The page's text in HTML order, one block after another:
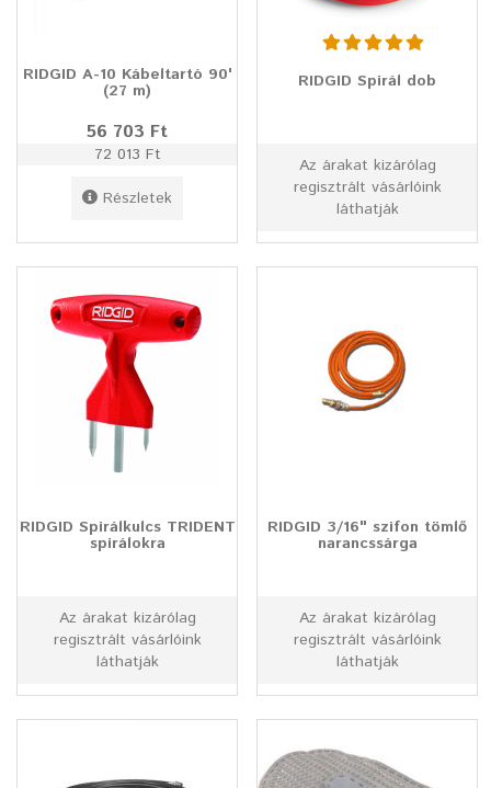
RIDGID A-10 Kábeltartó 90'
(27 m)
56 703 Ft
72 013 Ft
Részletek
RIDGID Spirál dob
Az árakat kizárólag
regisztrált vásárlóink
láthatják
RIDGID Spirálkulcs TRIDENT
spirálokra
Az árakat kizárólag
regisztrált vásárlóink
láthatják
RIDGID 3/16" szifon tömlő
narancssárga
Az árakat kizárólag
regisztrált vásárlóink
láthatják